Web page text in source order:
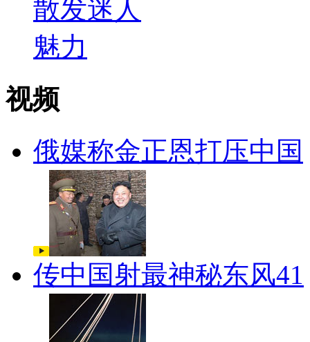
视频
俄媒称金正恩打压中国
传中国射最神秘东风41